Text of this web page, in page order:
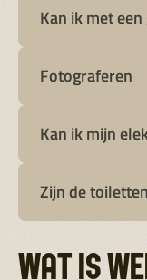
Kan ik met
Fotograferen
Kan ik mijn
Zijn de
WAT IS